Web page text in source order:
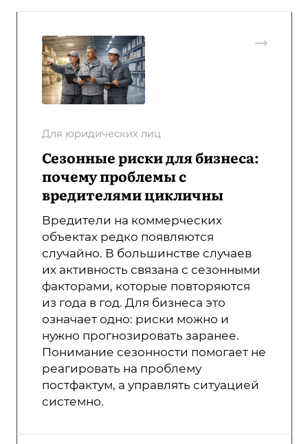
Для юридических лиц
Сезонные риски для бизнеса:
почему проблемы с
вредителями цикличны
Вредители на коммерческих
объектах редко появляются
случайно. В большинстве случаев
их активность связана с сезонными
факторами, которые повторяются
из года в год. Для бизнеса это
означает одно: риски можно и
нужно прогнозировать заранее.
Понимание сезонности помогает не
реагировать на проблему
постфактум, а управлять ситуацией
системно.